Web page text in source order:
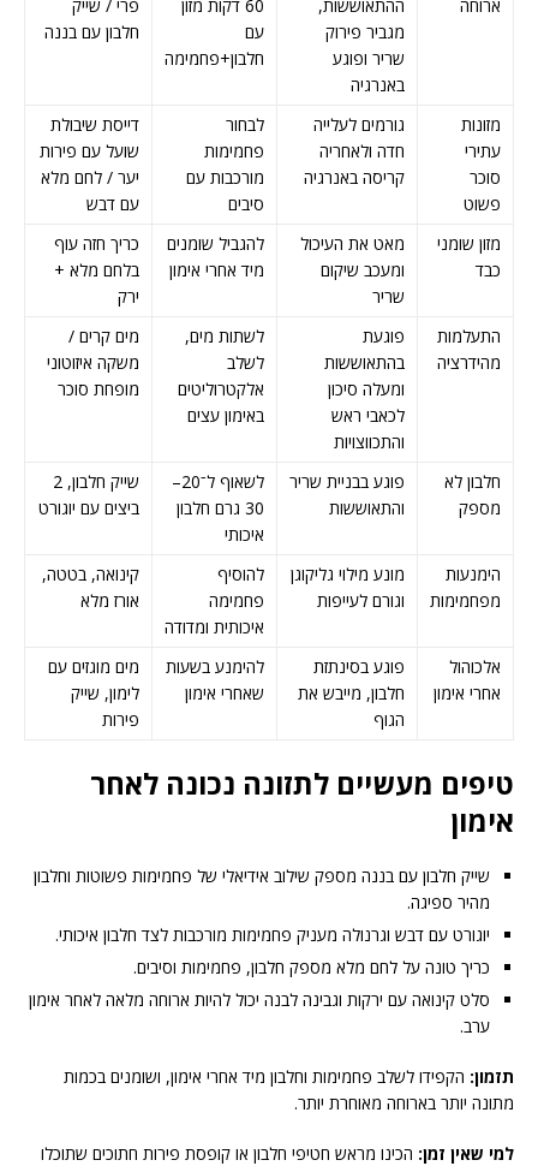
ארוחה
ההתאוששות,
מגביר פירוק
שריר ופוגע
באנרגיה
60 דקות מזון
עם
חלבון+פחמימה
פרי / שייק
חלבון עם בננה
מזונות
עתירי
סוכר
פשוט
גורמים לעלייה
חדה ולאחריה
קריסה באנרגיה
לבחור
פחמימות
מורכבות עם
סיבים
דייסת שיבולת
שועל עם פירות
יער / לחם מלא
עם דבש
מזון שומני
כבד
מאט את העיכול
ומעכב שיקום
שריר
להגביל שומנים
מיד אחרי אימון
כריך חזה עוף
בלחם מלא +
ירק
התעלמות
מהידרציה
פוגעת
בהתאוששות
ומעלה סיכון
לכאבי ראש
והתכווצויות
לשתות מים,
לשלב
אלקטרוליטים
באימון עצים
מים קרים /
משקה איזוטוני
מופחת סוכר
חלבון לא
מספק
פוגע בבניית שריר
והתאוששות
לשאוף ל־20–
30 גרם חלבון
איכותי
שייק חלבון, 2
ביצים עם יוגורט
הימנעות
מפחמימות
מונע מילוי גליקוגן
וגורם לעייפות
להוסיף
פחמימה
איכותית ומדודה
קינואה, בטטה,
אורז מלא
אלכוהול
אחרי אימון
פוגע בסינתזת
חלבון, מייבש את
הגוף
להימנע בשעות
שאחרי אימון
מים מוגזים עם
לימון, שייק
פירות
טיפים מעשיים לתזונה נכונה לאחר
אימון
שייק חלבון עם בננה מספק שילוב אידיאלי של פחמימות פשוטות וחלבון
מהיר ספיגה.
יוגורט עם דבש וגרנולה מעניק פחמימות מורכבות לצד חלבון איכותי.
כריך טונה על לחם מלא מספק חלבון, פחמימות וסיבים.
סלט קינואה עם ירקות וגבינה לבנה יכול להיות ארוחה מלאה לאחר אימון
ערב.
תזמון: הקפידו לשלב פחמימות וחלבון מיד אחרי אימון, ושומנים בכמות
מתונה יותר בארוחה מאוחרת יותר.
למי שאין זמן: הכינו מראש חטיפי חלבון או קופסת פירות חתוכים שתוכלו